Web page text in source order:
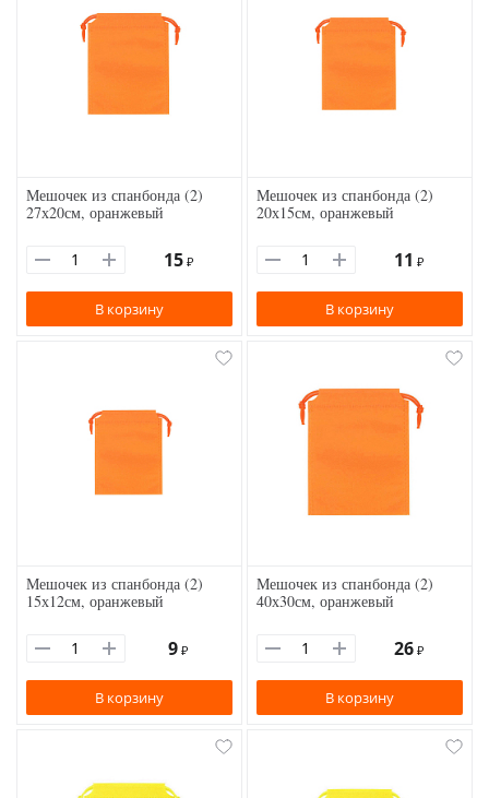
Мешочек из спанбонда (2)
27х20см, оранжевый
15 ₽
В корзину
Мешочек из спанбонда (2)
20х15см, оранжевый
11 ₽
В корзину
Мешочек из спанбонда (2)
15х12см, оранжевый
9 ₽
В корзину
Мешочек из спанбонда (2)
40х30см, оранжевый
26 ₽
В корзину